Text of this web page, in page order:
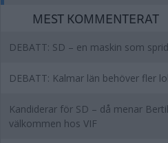
MEST KOMMENTERAT
DEBATT: SD – en maskin som
DEBATT: Kalmar län behöver fler
Kandiderar för SD – då menar
välkommen hos VIF